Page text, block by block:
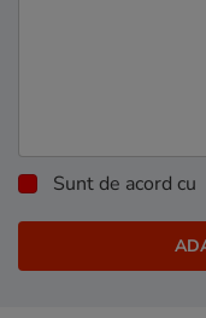
Sunt de acord cu